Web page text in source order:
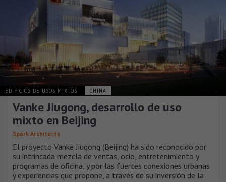
EDIFICIOS DE USOS MIXTOS CHINA
Vanke Jiugong, desarrollo de uso
mixto en Beijing
Spark Architects
El proyecto Vanke Jiugong (Beijing) ha sido reconocido por
su intrincada mezcla de ventas, ocio, entretenimiento y
programas de oficina, y por las fuertes conexiones urbanas
y experiencias que propone, a través de su inversión de la